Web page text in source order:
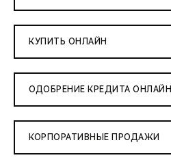
КУПИТЬ ОНЛАЙН
ОДОБРЕНИЕ КРЕДИТА ОНЛАЙН
КОРПОРАТИВНЫЕ ПРОДАЖИ